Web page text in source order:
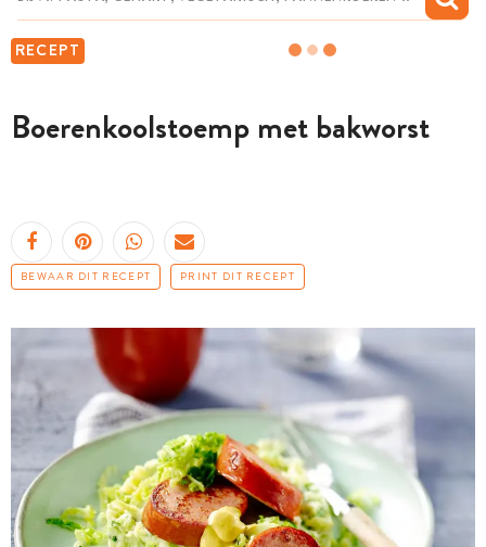
RECEPT
Boerenkoolstoemp met bakworst
BEWAAR DIT RECEPT PRINT DIT RECEPT
MIJN BEWAARDE RECEPTEN